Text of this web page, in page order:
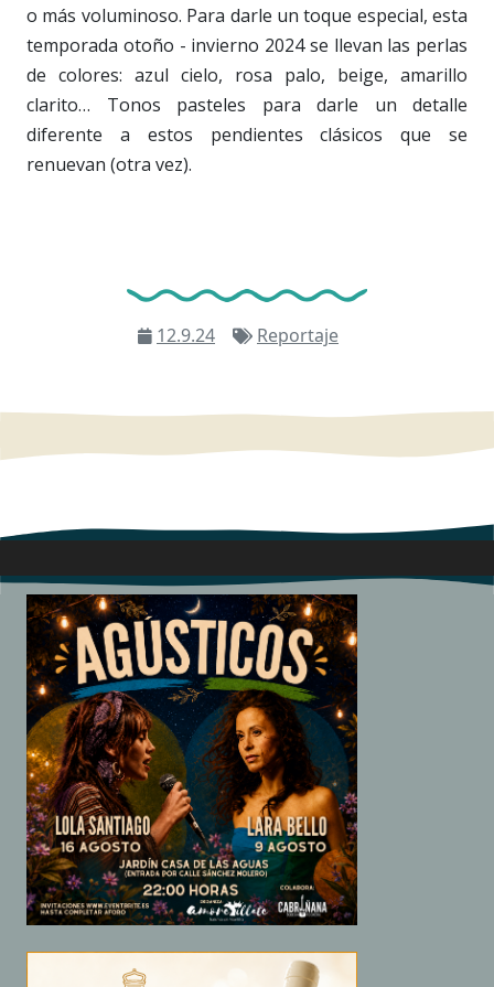
o más voluminoso. Para darle un toque especial, esta
temporada otoño - invierno 2024 se llevan las perlas
de colores: azul cielo, rosa palo, beige, amarillo
clarito… Tonos pasteles para darle un detalle
diferente a estos pendientes clásicos que se
renuevan (otra vez).
12.9.24 Reportaje